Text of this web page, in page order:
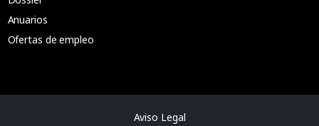
Anuarios
Ofertas de empleo
Aviso Legal